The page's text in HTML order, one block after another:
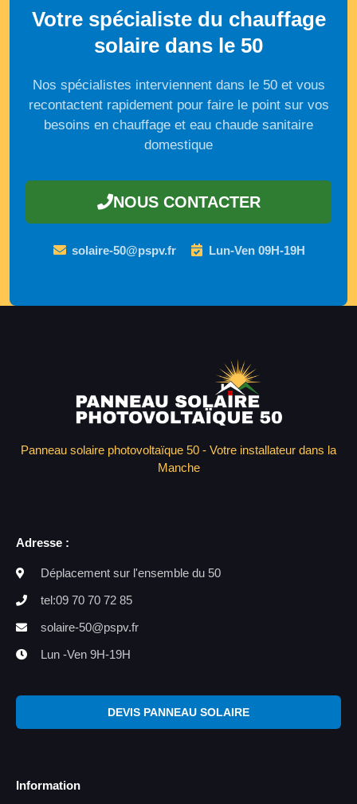
Votre spécialiste du chauffage
solaire dans le 50
Nos spécialistes interviennent dans le 50 et vous
recontactent rapidement pour faire le point sur vos
besoins en chauffage et eau chaude sanitaire
domestique
NOUS CONTACTER
solaire-50@pspv.fr Lun-Ven 09H-19H
Panneau solaire photovoltaïque 50 - Votre installateur dans la
Manche
Adresse :
Déplacement sur l'ensemble du 50
tel:09 70 70 72 85
solaire-50@pspv.fr
Lun -Ven 9H-19H
DEVIS PANNEAU SOLAIRE
Information